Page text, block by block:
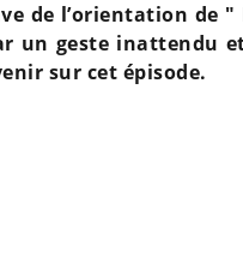
de l’orientation de
un geste inattendu
sur cet épisode.